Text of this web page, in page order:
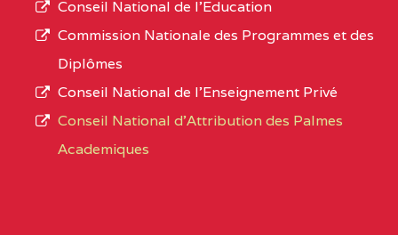
CENTRE
COLLEGE PRIVE LAIC LE
YDE
CENTRE
L’offre
d’éducation
de
Conseil National de l’Education
Commission Nationale des Programmes et des
Diplômes
Conseil National de l’Enseignement Privé
Conseil National d'Attribution des Palmes
Academiques